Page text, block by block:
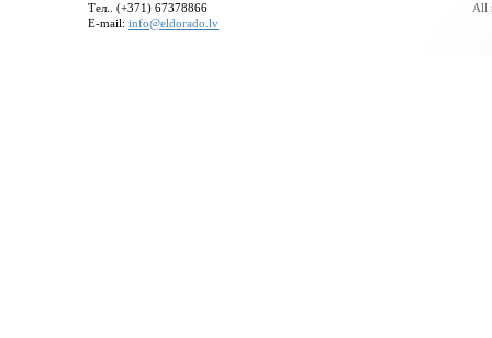
Тел.. (+371) 67378866
E-mail: info@eldorado.lv
All